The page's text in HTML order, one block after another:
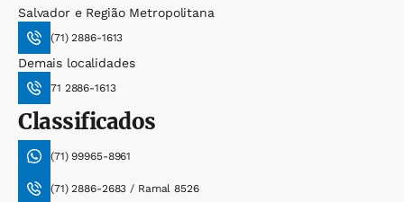
Salvador e Região Metropolitana
(71) 2886-1613
Demais localidades
71 2886-1613
Classificados
(71) 99965-8961
(71) 2886-2683 / Ramal 8526